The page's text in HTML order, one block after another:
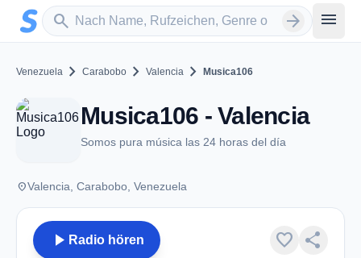
Zum Hauptinhalt springen
search
Sender suchen arrow_forward menu
Venezuela chevron_right Carabobo chevron_right Valencia chevron_right Musica106
Musica106 - Valencia
Somos pura música las 24 horas del día
placeValencia, Carabobo, Venezuela
play_arrow Radio hören favorite share